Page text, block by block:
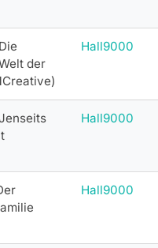
der
Hall9000
Hall9000
Hall9000